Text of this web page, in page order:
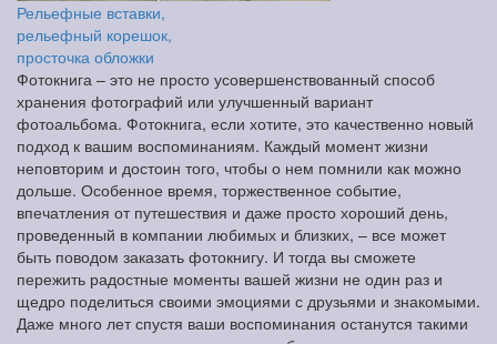
Рельефные вставки,
рельефный корешок,
просточка обложки
Фотокнига – это не просто усовершенствованный способ
хранения фотографий или улучшенный вариант
фотоальбома. Фотокнига, если хотите, это качественно новый
подход к вашим воспоминаниям. Каждый момент жизни
неповторим и достоин того, чтобы о нем помнили как можно
дольше. Особенное время, торжественное событие,
впечатления от путешествия и даже просто хороший день,
проведенный в компании любимых и близких, – все может
быть поводом заказать фотокнигу. И тогда вы сможете
пережить радостные моменты вашей жизни не один раз и
щедро поделиться своими эмоциями с друзьями и знакомыми.
Даже много лет спустя ваши воспоминания останутся такими